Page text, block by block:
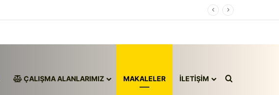
ÇALIŞMA ALANLARIMIZ MAKALELER İLETİŞİM Arama yap